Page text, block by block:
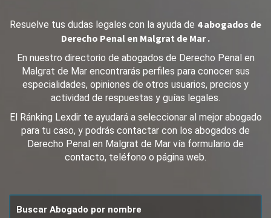
Resuelve tus dudas legales con la ayuda de 4 abogados de
Derecho Penal en Malgrat de Mar .
En nuestro directorio de abogados de Derecho Penal en
Malgrat de Mar encontrarás perfiles para conocer sus
especialidades, opiniones de otros usuarios, precios y
actividad de respuestas y guías legales.
El Ránking Lexdir te ayudará a seleccionar al mejor abogado
para tu caso, y podrás contactar con los abogados de
Derecho Penal en Malgrat de Mar vía formulario de
contacto, teléfono o página web.